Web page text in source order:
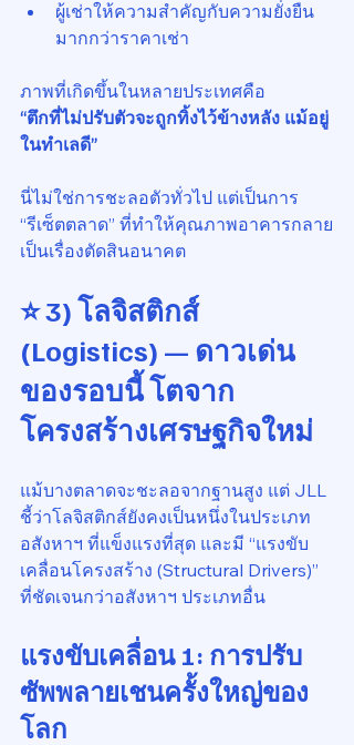
ผู้เช่าให้ความสำคัญกับความยั่งยืน
มากกว่าราคาเช่า
ภาพที่เกิดขึ้นในหลายประเทศคือ
“ตึกที่ไม่ปรับตัวจะถูกทิ้งไว้ข้างหลัง แม้อยู่
ในทำเลดี”
นี่ไม่ใช่การชะลอตัวทั่วไป แต่เป็นการ
“รีเซ็ตตลาด” ที่ทำให้คุณภาพอาคารกลาย
เป็นเรื่องตัดสินอนาคต
⭐ 3) โลจิสติกส์
(Logistics) — ดาวเด่น
ของรอบนี้ โตจาก
โครงสร้างเศรษฐกิจใหม่
แม้บางตลาดจะชะลอจากฐานสูง แต่ JLL
ชี้ว่าโลจิสติกส์ยังคงเป็นหนึ่งในประเภท
อสังหาฯ ที่แข็งแรงที่สุด และมี “แรงขับ
เคลื่อนโครงสร้าง (Structural Drivers)”
ที่ชัดเจนกว่าอสังหาฯ ประเภทอื่น
แรงขับเคลื่อน 1: การปรับ
ซัพพลายเชนครั้งใหญ่ของ
โลก